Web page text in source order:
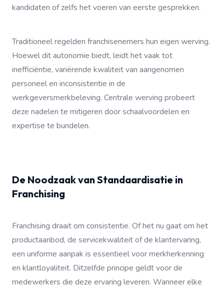
kandidaten of zelfs het voeren van eerste gesprekken.
Traditioneel regelden franchisenemers hun eigen werving.
Hoewel dit autonomie biedt, leidt het vaak tot
inefficiëntie, variërende kwaliteit van aangenomen
personeel en inconsistentie in de
werkgeversmerkbeleving. Centrale werving probeert
deze nadelen te mitigeren door schaalvoordelen en
expertise te bundelen.
De Noodzaak van Standaardisatie in
Franchising
Franchising draait om consistentie. Of het nu gaat om het
productaanbod, de servicekwaliteit of de klantervaring,
een uniforme aanpak is essentieel voor merkherkenning
en klantloyaliteit. Ditzelfde principe geldt voor de
medewerkers die deze ervaring leveren. Wanneer elke